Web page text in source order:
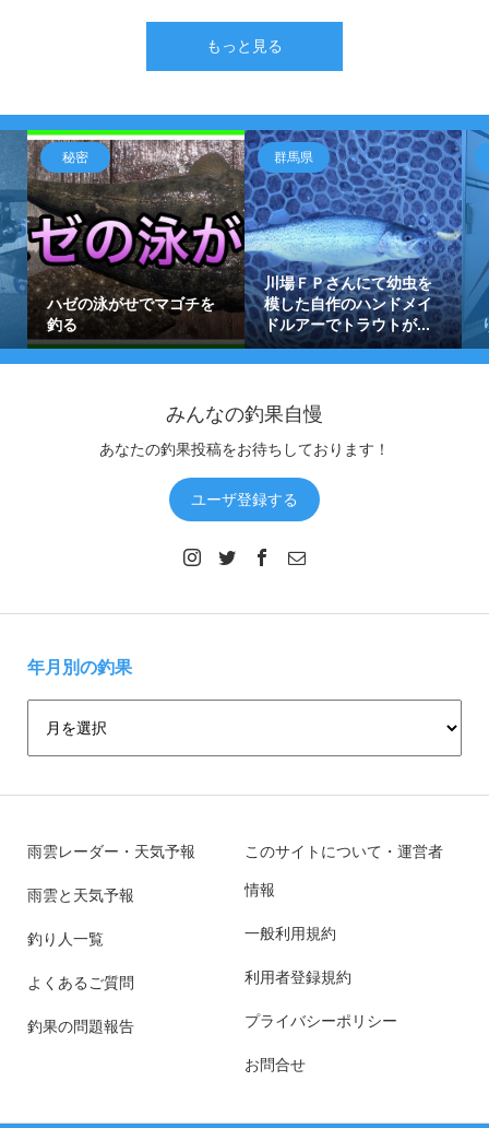
もっと見る
秘密
ハゼの泳がせでマゴチを
釣る
群馬県
川場ＦＰさんにて幼虫を
模した自作のハンドメイ
ドルアーでトラウトが...
みんなの釣果自慢
あなたの釣果投稿をお待ちしております！
ユーザ登録する
年月別の釣果
雨雲レーダー・天気予報
雨雲と天気予報
釣り人一覧
よくあるご質問
釣果の問題報告
このサイトについて・運営者
情報
一般利用規約
利用者登録規約
プライバシーポリシー
お問合せ